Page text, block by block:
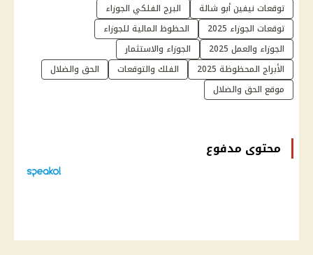
توقعات نيفين أبو شالة
البرج الفلكي الجوزاء
توقعات الجوزاء 2025
الحظوظ المالية للجوزاء
الجوزاء والعمل 2025
الجوزاء والاستثمار
الأبراج المحظوظة 2025
الفلك والتوقعات
الحق والضلال
موقع الحق والضلال
محتوى مدفوع